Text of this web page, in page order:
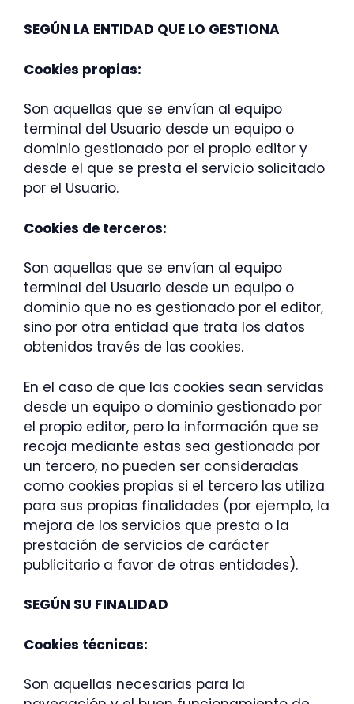
SEGÚN LA ENTIDAD QUE LO GESTIONA
Cookies propias:
Son aquellas que se envían al equipo
terminal del Usuario desde un equipo o
dominio gestionado por el propio editor y
desde el que se presta el servicio solicitado
por el Usuario.
Cookies de terceros:
Son aquellas que se envían al equipo
terminal del Usuario desde un equipo o
dominio que no es gestionado por el editor,
sino por otra entidad que trata los datos
obtenidos través de las cookies.
En el caso de que las cookies sean servidas
desde un equipo o dominio gestionado por
el propio editor, pero la información que se
recoja mediante estas sea gestionada por
un tercero, no pueden ser consideradas
como cookies propias si el tercero las utiliza
para sus propias finalidades (por ejemplo, la
mejora de los servicios que presta o la
prestación de servicios de carácter
publicitario a favor de otras entidades).
SEGÚN SU FINALIDAD
Cookies técnicas:
Son aquellas necesarias para la